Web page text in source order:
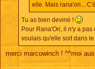
elle. Mais rana'ori...
Tu as bien deviné !
Pour Rana'Ori, il n'y a
voulais qu'elle soit dans
merci marcowinch ! ^^moi